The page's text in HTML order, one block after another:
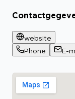
website
Phone
E-